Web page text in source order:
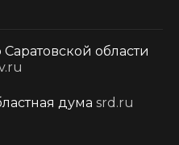
области
дума srd.ru